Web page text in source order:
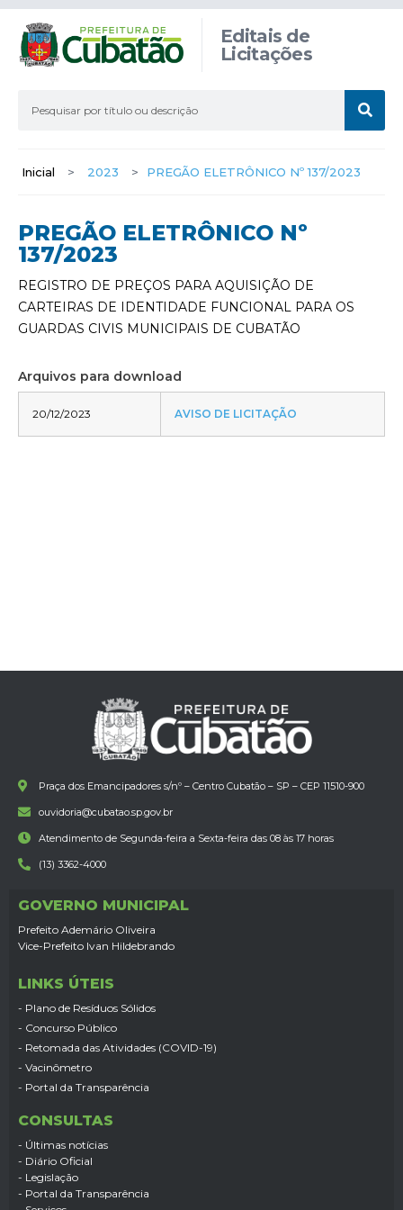
Editais de
Licitações
Inicial > 2023 > PREGÃO ELETRÔNICO Nº 137/2023
PREGÃO ELETRÔNICO Nº
137/2023
REGISTRO DE PREÇOS PARA AQUISIÇÃO DE
CARTEIRAS DE IDENTIDADE FUNCIONAL PARA OS
GUARDAS CIVIS MUNICIPAIS DE CUBATÃO
Arquivos para download
20/12/2023 AVISO DE LICITAÇÃO
Praça dos Emancipadores s/nº – Centro Cubatão – SP – CEP 11510-900
ouvidoria@cubatao.sp.gov.br
Atendimento de Segunda-feira a Sexta-feira das 08 às 17 horas
(13) 3362-4000
GOVERNO MUNICIPAL
Prefeito Ademário Oliveira
Vice-Prefeito Ivan Hildebrando
LINKS ÚTEIS
- Plano de Resíduos Sólidos
- Concurso Público
- Retomada das Atividades (COVID-19)
- Vacinômetro
- Portal da Transparência
CONSULTAS
- Últimas notícias
- Diário Oficial
- Legislação
- Portal da Transparência